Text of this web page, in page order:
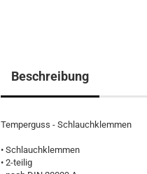
Beschreibung
Temperguss - Schlauchklemmen
• Schlauchklemmen
• 2-teilig